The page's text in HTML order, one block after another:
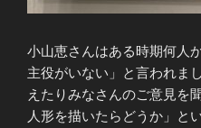
小山恵さんはある時期何人
主役がいない」と言われま
えたりみなさんのご意見を
人形を描いたらどうか」と